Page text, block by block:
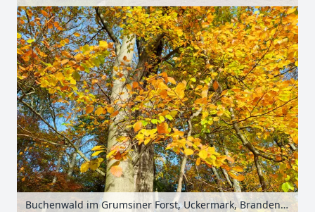
Buchenwald im Grumsiner Forst, Uckermark, Brandenburg, Deutschland